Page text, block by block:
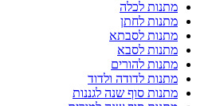
מתנות לכלה
מתנות לחתן
מתנות לסבתא
מתנות לסבא
מתנות להורים
מתנות לדודה ולדוד
מתנות סוף שנה לגננות